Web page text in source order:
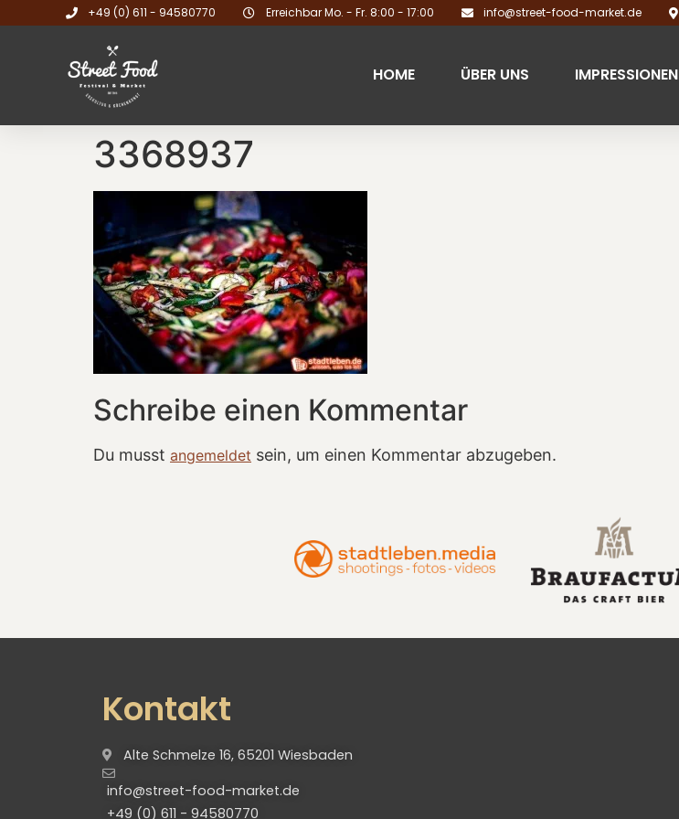
+49 (0) 611 - 94580770 Erreichbar Mo. - Fr. 8:00 - 17:00 info@street-food-market.de
HOME ÜBER UNS IMPRESSIONEN
3368937
Schreibe einen Kommentar
Du musst angemeldet sein, um einen Kommentar abzugeben.
Kontakt
Alte Schmelze 16, 65201 Wiesbaden
info@street-food-market.de
+49 (0) 611 - 94580770